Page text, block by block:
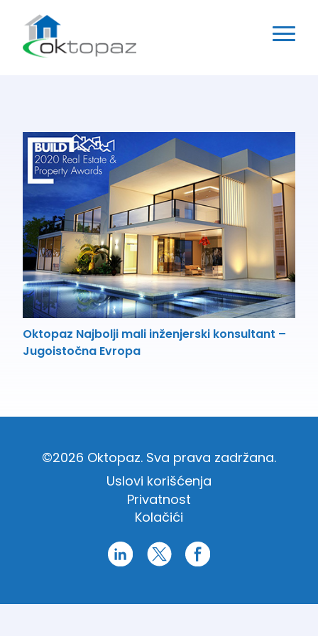
Oktopaz Najbolji mali inženjerski konsultant –
Jugoistočna Evropa
©2026 Oktopaz. Sva prava zadržana.
Uslovi korišćenja
Privatnost
Kolačići